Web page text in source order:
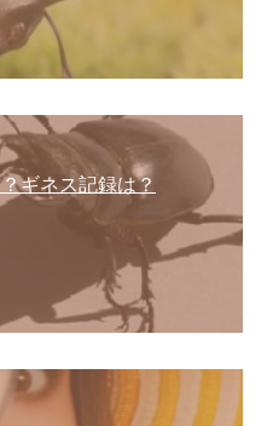
ギネス記録は？